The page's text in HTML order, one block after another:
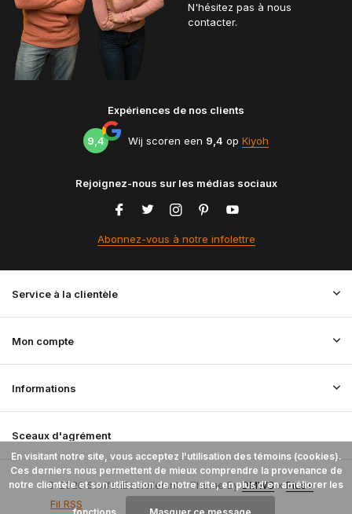
N'hésitez pas à nous
contacter.
Expériences de nos clients
9,4 Wij scoren een 9,4 op Kiyoh
Rejoignez-nous sur les médias sociaux
Abonnez-vous à notre infolettre
Service à la clientèle
Mon compte
Informations
Sceaux d'agrément
© 2026 StoffenBestellen.nl - Theme ByDMWSxPlus+
Fil RSS
En visitant notre site, vous acceptez l'utilisation des témoins (cookies).
Ces derniers nous permettent de mieux comprendre la provenance de
notre clientèle et son utilisation de notre site, en plus d'en améliorer les